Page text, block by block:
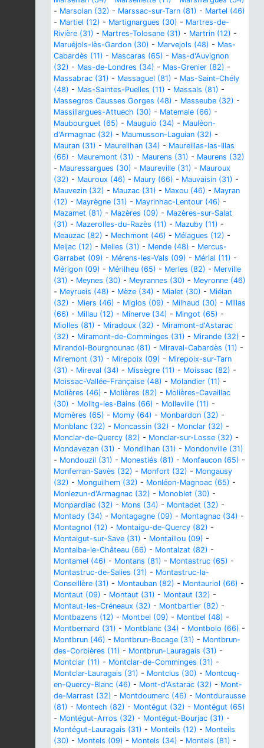
- Marsolan (32) - Marssac-sur-Tarn (81) - Martel (46)
- Martiel (12) - Martignargues (30) - Martres-de-
Rivière (31) - Martres-Tolosane (31) - Martrin (12) -
Maruéjols-lès-Gardon (30) - Marvejols (48) - Mas-
Cabardès (11) - Mascaras (65) - Mas-d'Auvignon
(32) - Mas-de-Londres (34) - Mas-Grenier (82) -
Massabrac (31) - Massaguel (81) - Mas-Saint-Chély
(48) - Mas-Saintes-Puelles (11) - Massals (81) -
Massegros Causses Gorges (48) - Masseube (32) -
Massillargues-Attuech (30) - Matemale (66) -
Maubourguet (65) - Mauguio (34) - Mauléon-
d'Armagnac (32) - Maumusson-Laguian (32) -
Mauran (31) - Maureilhan (34) - Maureillas-las-Illas
(66) - Mauremont (31) - Maurens (31) - Maurens (32)
- Mauressargues (30) - Maureville (31) - Mauroux
(32) - Mauroux (46) - Maury (66) - Mauvaisin (31) -
Mauvezin (32) - Mauzac (31) - Maxou (46) - Mayran
(12) - Mayrègne (31) - Mayrinhac-Lentour (46) -
Mazamet (81) - Mazères (09) - Mazères-sur-Salat
(31) - Mazerolles-du-Razès (11) - Mazuby (11) -
Meauzac (82) - Mechmont (46) - Mélagues (12) -
Meljac (12) - Melles (31) - Mende (48) - Mercus-
Garrabet (09) - Mérens-les-Vals (09) - Mérial (11) -
Mérigon (09) - Mérilheu (65) - Merles (82) - Merville
(31) - Meynes (30) - Meyrannes (30) - Meyronne (46)
- Meyrueis (48) - Mèze (34) - Mialet (30) - Miélan
(32) - Miers (46) - Miglos (09) - Milhaud (30) - Millas
(66) - Millau (12) - Minerve (34) - Mingot (65) -
Miolles (81) - Miradoux (32) - Miramont-d'Astarac
(32) - Miramont-de-Comminges (31) - Mirande (32) -
Mirandol-Bourgnounac (81) - Miraval-Cabardès (11) -
Miremont (31) - Mirepoix (09) - Mirepoix-sur-Tarn
(31) - Mireval (34) - Missègre (11) - Moissac (82) -
Moissac-Vallée-Française (48) - Molandier (11) -
Molières (46) - Molières (82) - Molières-Cavaillac
(30) - Molitg-les-Bains (66) - Molleville (11) -
Momères (65) - Momy (64) - Monbardon (32) -
Monblanc (32) - Moncassin (32) - Monclar (32) -
Monclar-de-Quercy (82) - Monclar-sur-Losse (32) -
Mondavezan (31) - Mondilhan (31) - Mondonville (31)
- Mondouzil (31) - Monestiés (81) - Monfaucon (65) -
Monferran-Savès (32) - Monfort (32) - Mongausy
(32) - Monguilhem (32) - Monléon-Magnoac (65) -
Monlezun-d'Armagnac (32) - Monoblet (30) -
Monpardiac (32) - Mons (34) - Montadet (32) -
Montady (34) - Montagagne (09) - Montagnac (34) -
Montagnol (12) - Montaigu-de-Quercy (82) -
Montaigut-sur-Save (31) - Montaillou (09) -
Montalba-le-Château (66) - Montalzat (82) -
Montamel (46) - Montans (81) - Montastruc (65) -
Montastruc-de-Salies (31) - Montastruc-la-
Conseillère (31) - Montauban (82) - Montauriol (66) -
Montaut (09) - Montaut (31) - Montaut (32) -
Montaut-les-Créneaux (32) - Montbartier (82) -
Montbazens (12) - Montbel (09) - Montbel (48) -
Montbernard (31) - Montblanc (34) - Montbolo (66) -
Montbrun (46) - Montbrun-Bocage (31) - Montbrun-
des-Corbières (11) - Montbrun-Lauragais (31) -
Montclar (11) - Montclar-de-Comminges (31) -
Montclar-Lauragais (31) - Montclus (30) - Montcuq-
en-Quercy-Blanc (46) - Mont-d'Astarac (32) - Mont-
de-Marrast (32) - Montdoumerc (46) - Montdurausse
(81) - Montech (82) - Montégut (32) - Montégut (65)
- Montégut-Arros (32) - Montégut-Bourjac (31) -
Montégut-Lauragais (31) - Monteils (12) - Monteils
(30) - Montels (09) - Montels (34) - Montels (81) -